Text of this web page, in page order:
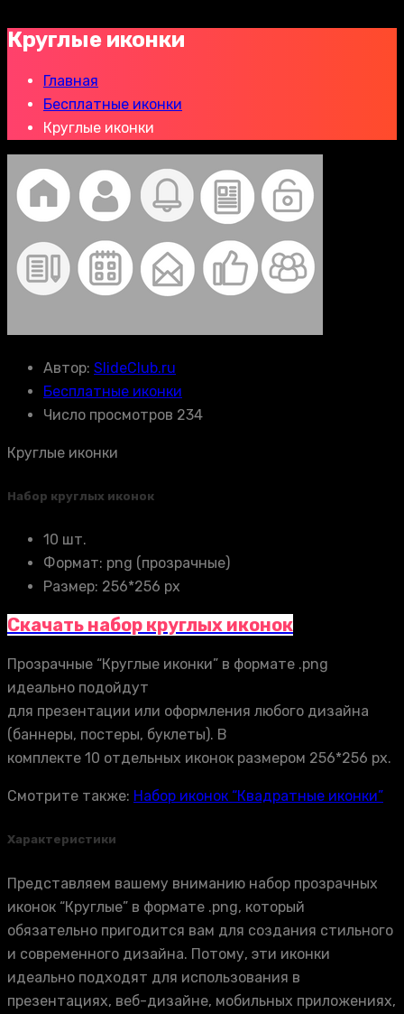
Круглые иконки
Главная
Бесплатные иконки
Круглые иконки
Автор: SlideClub.ru
Бесплатные иконки
Число просмотров 234
Круглые иконки
Набор круглых иконок
10 шт.
Формат: png (прозрачные)
Размер: 256*256 px
Скачать набор круглых иконок
Прозрачные “Круглые иконки” в формате .png
идеально подойдут
для презентации или оформления любого дизайна
(баннеры, постеры, буклеты). В
комплекте 10 отдельных иконок размером 256*256 px.
Смотрите также: Набор иконок “Квадратные иконки”
Характеристики
Представляем вашему вниманию набор прозрачных
иконок “Круглые” в формате .png, который
обязательно пригодится вам для создания стильного
и современного дизайна. Потому, эти иконки
идеально подходят для использования в
презентациях, веб-дизайне, мобильных приложениях,